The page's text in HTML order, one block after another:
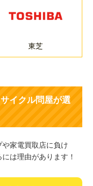
東芝
イクル問屋が選
家電買取店に負け
は理由があります！